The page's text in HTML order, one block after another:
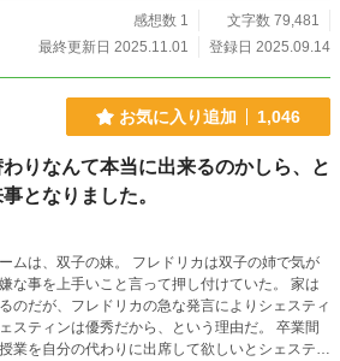
感想数 1
文字数 79,481
最終更新日 2025.11.01
登録日 2025.09.14
お気に入り追加 1,046
わりなんて本当に出来るのかしら、と
となりました。
ムは、双子の妹。 フレドリカは双子の姉で気が
事を上手いこと言って押し付けていた。 家は
のだが、フレドリカの急な発言によりシェスティ
ィンは優秀だから、という理由だ。 卒業間
業を自分の代わりに出席して欲しいとシェスティ